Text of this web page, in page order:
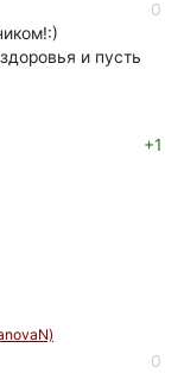
0
и пусть
+1
0